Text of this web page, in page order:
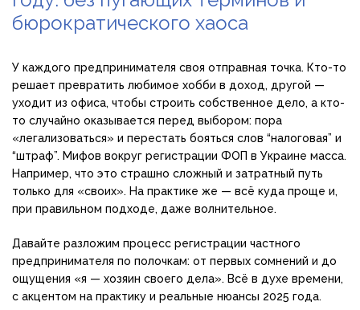
бюрократического хаоса
У каждого предпринимателя своя отправная точка. Кто-то
решает превратить любимое хобби в доход, другой —
уходит из офиса, чтобы строить собственное дело, а кто-
то случайно оказывается перед выбором: пора
«легализоваться» и перестать бояться слов “налоговая” и
“штраф”. Мифов вокруг регистрации ФОП в Украине масса.
Например, что это страшно сложный и затратный путь
только для «своих». На практике же — всё куда проще и,
при правильном подходе, даже волнительное.
Давайте разложим процесс регистрации частного
предпринимателя по полочкам: от первых сомнений и до
ощущения «я — хозяин своего дела». Всё в духе времени,
с акцентом на практику и реальные нюансы 2025 года.